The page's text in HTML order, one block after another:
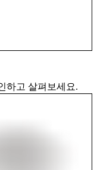
하고 살펴보세요.